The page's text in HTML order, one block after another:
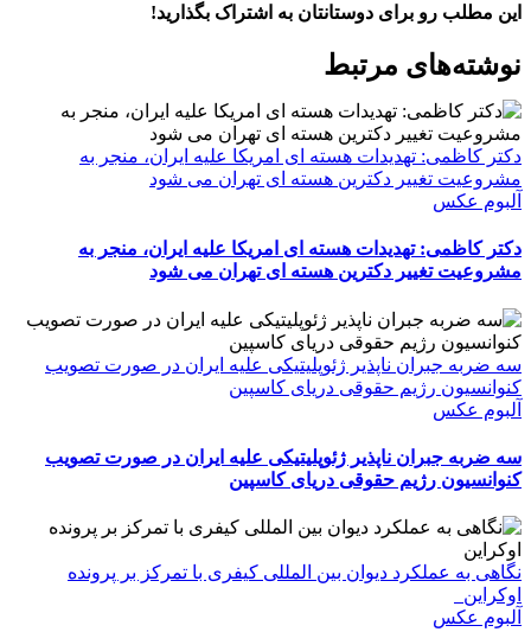
این مطلب رو برای دوستانتان به اشتراک بگذارید!
FacebookX
LinkedIn
WhatsApp
Telegram
ایمیل
نوشته‌‌های مرتبط
دکتر کاظمی: تهدیدات هسته ای امریکا علیه ایران، منجر به
مشروعیت تغییر دکترین هسته ای تهران می شود
آلبوم عکس
دکتر کاظمی: تهدیدات هسته ای امریکا علیه ایران، منجر به
مشروعیت تغییر دکترین هسته ای تهران می شود
سه ضربه جبران ناپذیر ژئوپلیتیکی علیه ایران در صورت تصویب
کنوانسیون رژیم حقوقی دریای کاسپین
آلبوم عکس
سه ضربه جبران ناپذیر ژئوپلیتیکی علیه ایران در صورت تصویب
کنوانسیون رژیم حقوقی دریای کاسپین
نگاهی به عملکرد دیوان بین المللی کیفری با تمرکز بر پرونده
اوکراین
آلبوم عکس